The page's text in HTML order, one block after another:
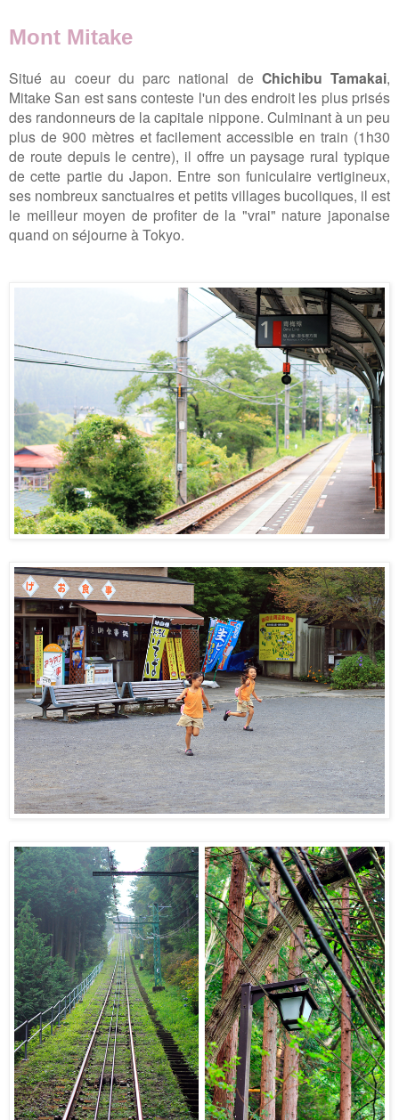
Mont Mitake
Situé au coeur du parc national de Chichibu Tamakai,
Mitake San est sans conteste l'un des endroit les plus prisés
des randonneurs de la capitale nippone. Culminant à un peu
plus de 900 mètres et facilement accessible en train (1h30
de route depuis le centre), il offre un paysage rural typique
de cette partie du Japon. Entre son funiculaire vertigineux,
ses nombreux sanctuaires et petits villages bucoliques, il est
le meilleur moyen de profiter de la "vrai" nature japonaise
quand on séjourne à Tokyo.